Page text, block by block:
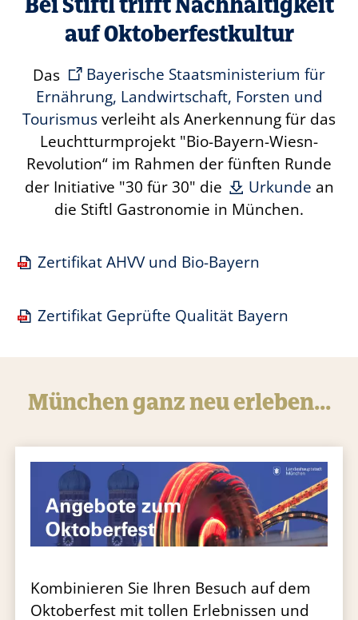
auf Oktoberfestkultur
Das
Bayerische Staatsministerium für
Ernährung, Landwirtschaft, Forsten und
Tourismusverleiht als Anerkennung für das
Leuchtturmprojekt "Bio-Bayern-Wiesn-
Revolution“ im Rahmen der fünften Runde
der Initiative "30 für 30" die
Urkunde an
die Stiftl Gastronomie in München.
Zertifikat AHVV und Bio-Bayern
Zertifikat Geprüfte Qualität Bayern
München ganz neu erleben...
Kombinieren Sie Ihren Besuch auf dem
Oktoberfest mit tollen Erlebnissen und